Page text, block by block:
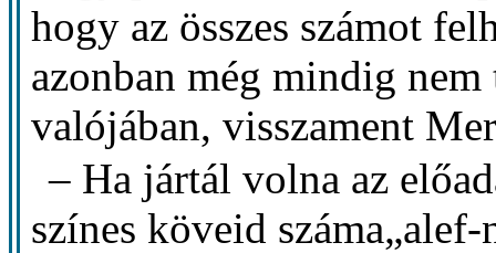
hogy az összes számot
azonban még mindig
valójában, visszament
– Ha jártál volna az
színes köveid